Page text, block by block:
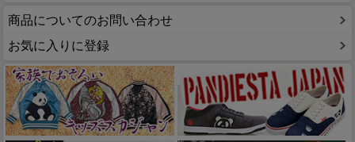
商品についてのお問い合わせ
お気に入りに登録